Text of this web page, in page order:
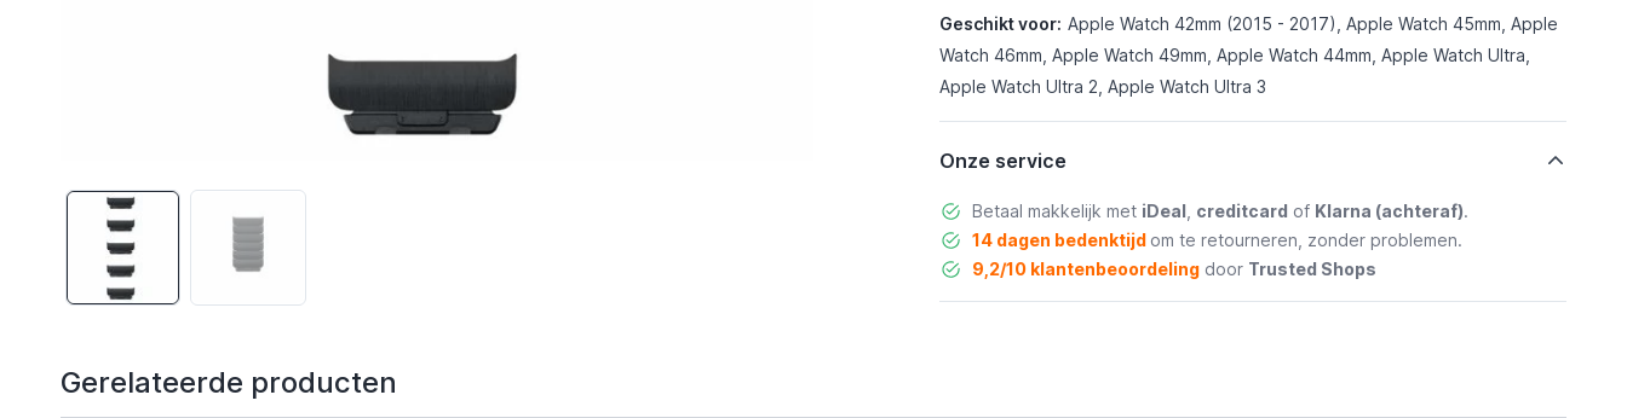
Geschikt voor: Apple Watch 42mm (2015 - 2017), Apple Watch 45mm, Apple
Watch 46mm, Apple Watch 49mm, Apple Watch 44mm, Apple Watch Ultra,
Apple Watch Ultra 2, Apple Watch Ultra 3
Onze service
Betaal makkelijk met iDeal creditcard of Klarna (achteraf).
14 dagen bedenktijd om te retourneren, zonder problemen.
9,2/10 klantenbeoordelingdoor Trusted Shops
Gerelateerde producten